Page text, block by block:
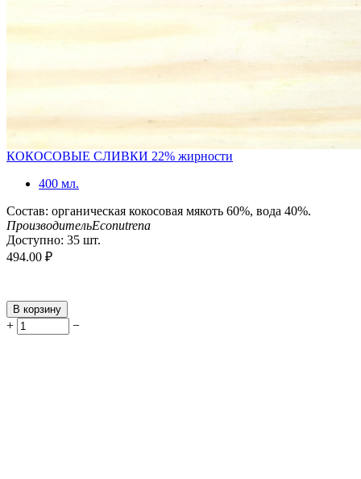
КОКОСОВЫЕ СЛИВКИ 22% жирности
400 мл.
Состав: органическая кокосовая мякоть 60%, вода 40%.
ПроизводительEconutrena
Доступно: 35 шт.
494.00 ₽
В корзину
+ −